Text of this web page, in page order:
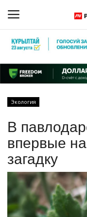
Главная
ПАВЛОДАРСКАЯ
КАЗАХСТАН
МИР
СПЕЦПРОЕКТЫ
Экология
В
впервые
загадку